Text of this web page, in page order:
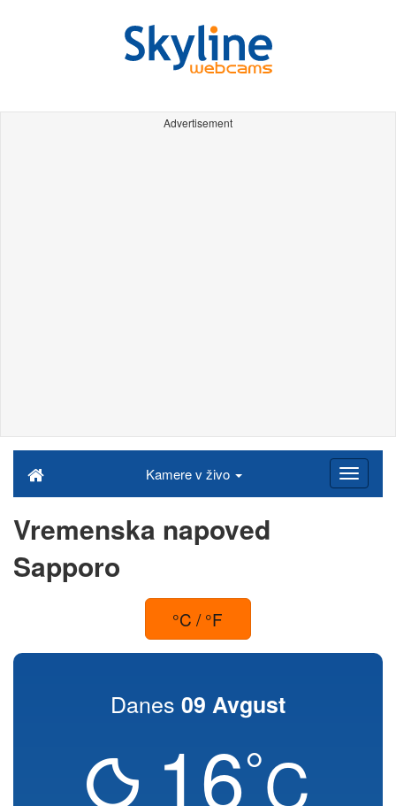
Advertisement
Kamere v živo
Vremenska napoved
Sapporo
°C / °F
Danes 09 Avgust
16°C